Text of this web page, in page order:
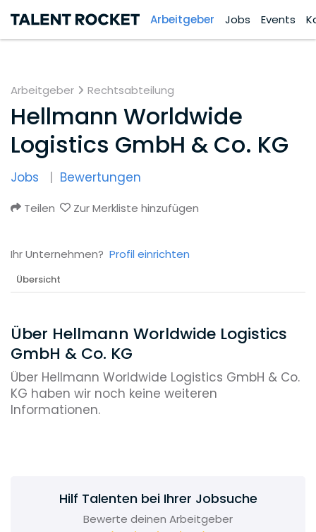
Arbeitgeber Jobs Events
Arbeitgeber Rechtsabteilung
Hellmann Worldwide
Logistics GmbH & Co. KG
Jobs Bewertungen
Teilen Zur Merkliste hinzufügen
Ihr Unternehmen? Profil einrichten
Übersicht
Über Hellmann Worldwide Logistics
GmbH & Co. KG
Über Hellmann Worldwide Logistics GmbH & Co.
KG haben wir noch keine weiteren
Informationen.
Hilf Talenten bei Ihrer Jobsuche
Bewerte deinen Arbeitgeber